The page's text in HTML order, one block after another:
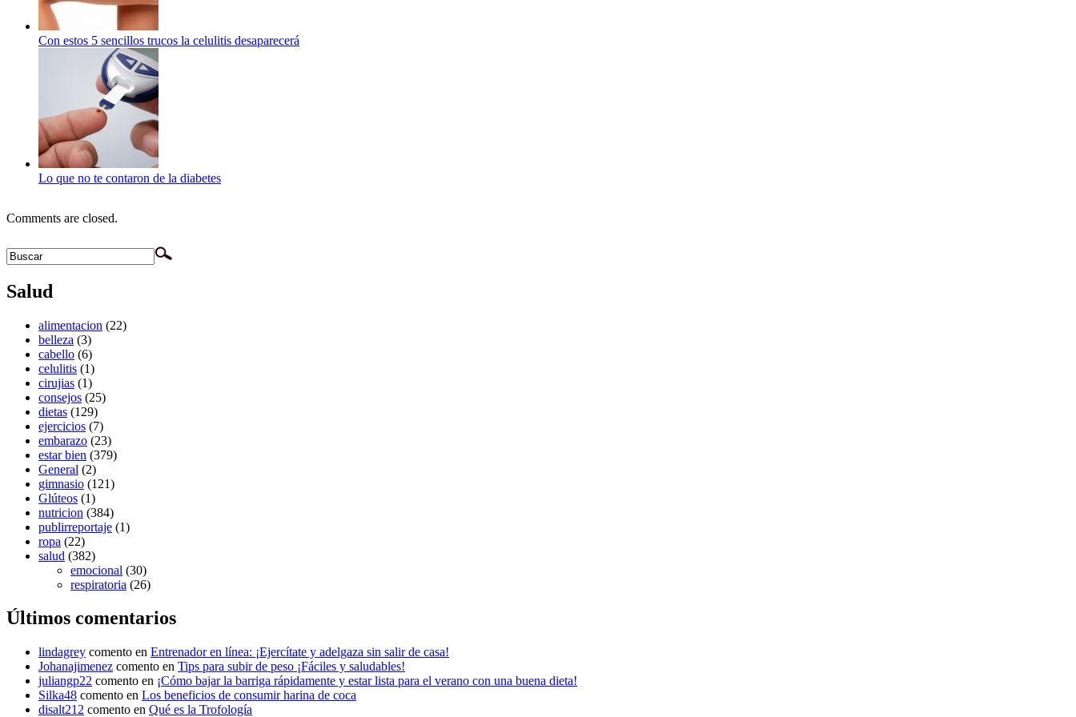
Con estos 5 sencillos trucos la celulitis desaparecerá
Lo que no te contaron de la diabetes
Comments are closed.
Salud
alimentacion (22)
belleza (3)
cabello (6)
celulitis (1)
cirujias (1)
consejos (25)
dietas (129)
ejercicios (7)
embarazo (23)
estar bien (379)
General (2)
gimnasio (121)
Glúteos (1)
nutricion (384)
publirreportaje (1)
ropa (22)
salud (382)
emocional (30)
respiratoria (26)
Últimos comentarios
lindagrey comento en Entrenador en línea: ¡Ejercítate y adelgaza sin salir de casa!
Johanajimenez comento en Tips para subir de peso ¡Fáciles y saludables!
juliangp22 comento en ¡Cómo bajar la barriga rápidamente y estar lista para el verano con una buena dieta!
Silka48 comento en Los beneficios de consumir harina de coca
disalt212 comento en Qué es la Trofología